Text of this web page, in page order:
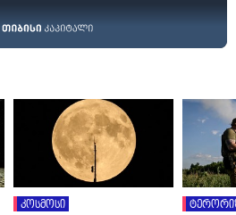
კოსმოსი